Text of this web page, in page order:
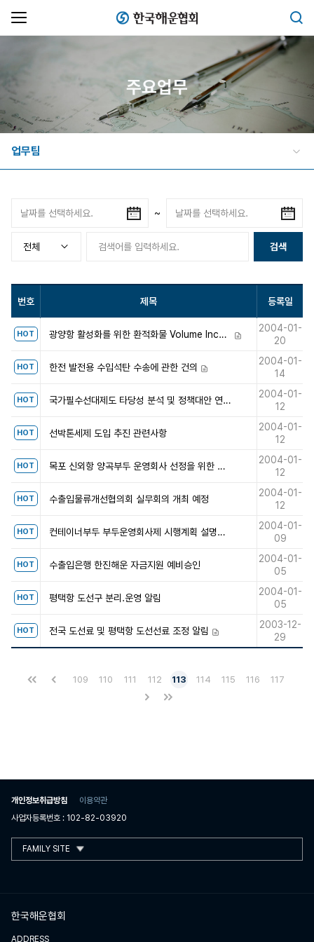
검색
한국해운협회
주요업무
업무팀
~
검색
번호 제목 등록일
HOT 광양항 활성화를 위한 환적화물 Volume Incentive제 시행 첨부파일
2004-01-
20
HOT 한전 발전용 수입석탄 수송에 관한 건의 첨부파일
2004-01-
14
HOT 국가필수선대제도 타당성 분석 및 정책대안 연구 용역 착수보고회 개최
2004-01-
12
HOT 선박톤세제 도입 추진 관련사항
2004-01-
12
HOT 목포 신외항 양곡부두 운영회사 선정을 위한 설명회 개최 안내
2004-01-
12
HOT 수출입물류개선협의회 실무회의 개최 예정
2004-01-
12
HOT 컨테이너부두 부두운영회사제 시행계획 설명회 개최 안내
2004-01-
09
HOT 수출입은행 한진해운 자금지원 예비승인
2004-01-
05
HOT 평택항 도선구 분리.운영 알림
2004-01-
05
HOT 전국 도선료 및 평택항 도선선료 조정 알림 첨부파일
2003-12-
29
109 110 111 112 113 114 115 116 117
개인정보취급방침
이용약관
사업자등록번호 : 102-82-03920
FAMILY SITE
한국해운협회
ADDRESS